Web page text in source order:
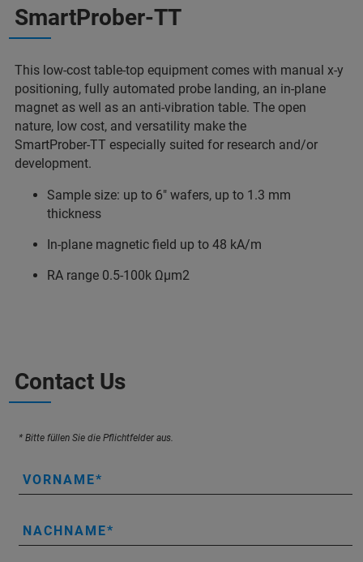
SmartProber-TT
This low-cost table-top equipment comes with manual x-y
positioning, fully automated probe landing, an in-plane
magnet as well as an anti-vibration table. The open
nature, low cost, and versatility make the
SmartProber-TT especially suited for research and/or
development.
Sample size: up to 6″ wafers, up to 1.3 mm
thickness
In-plane magnetic field up to 48 kA/m
RA range 0.5-100k Ωμm2
Contact Us
* Bitte füllen Sie die Pflichtfelder aus.
VORNAME
NACHNAME